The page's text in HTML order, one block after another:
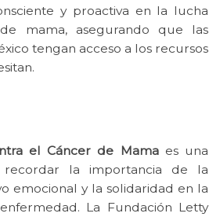
y proactiva en la lucha
mama, asegurando que las
tengan acceso a los recursos
el Cáncer de Mamaes una
recordar la importancia de la
emocional y la solidaridad en la
La Fundación Letty